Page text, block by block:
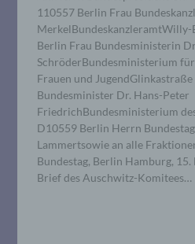
110557 Berlin Frau
Berlin Frau Bundesministerin
SchröderBundesministerium
Frauen und
Bundesminister Dr. Hans-Peter
FriedrichBundesministerium
D10559 Berlin Herrn
Lammertsowie an alle
Bundestag, Berlin Hamburg,
Brief des Auschwitz-Komitees…